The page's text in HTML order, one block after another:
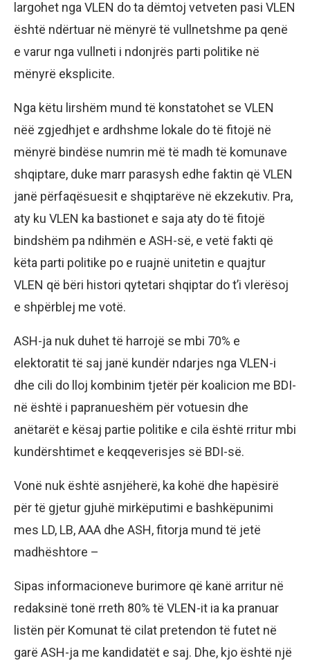
largohet nga VLEN do ta dëmtoj vetveten pasi VLEN
është ndërtuar në mënyrë të vullnetshme pa qenë
e varur nga vullneti i ndonjrës parti politike në
mënyrë eksplicite.
Nga këtu lirshëm mund të konstatohet se VLEN
nëë zgjedhjet e ardhshme lokale do të fitojë në
mënyrë bindëse numrin më të madh të komunave
shqiptare, duke marr parasysh edhe faktin që VLEN
janë përfaqësuesit e shqiptarëve në ekzekutiv. Pra,
aty ku VLEN ka bastionet e saja aty do të fitojë
bindshëm pa ndihmën e ASH-së, e vetë fakti që
këta parti politike po e ruajnë unitetin e quajtur
VLEN që bëri histori qytetari shqiptar do t’i vlerësoj
e shpërblej me votë.
ASH-ja nuk duhet të harrojë se mbi 70% e
elektoratit të saj janë kundër ndarjes nga VLEN-i
dhe cili do lloj kombinim tjetër për koalicion me BDI-
në është i papranueshëm për votuesin dhe
anëtarët e kësaj partie politike e cila është rritur mbi
kundërshtimet e keqqeverisjes së BDI-së.
Vonë nuk është asnjëherë, ka kohë dhe hapësirë
për të gjetur gjuhë mirkëputimi e bashkëpunimi
mes LD, LB, AAA dhe ASH, fitorja mund të jetë
madhështore –
Sipas informacioneve burimore që kanë arritur në
redaksinë tonë rreth 80% të VLEN-it ia ka pranuar
listën për Komunat të cilat pretendon të futet në
garë ASH-ja me kandidatët e saj. Dhe, kjo është një